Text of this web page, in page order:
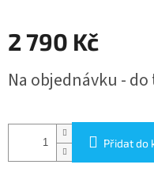
2 790 Kč
cena:
Na objednávku -
Přidat do